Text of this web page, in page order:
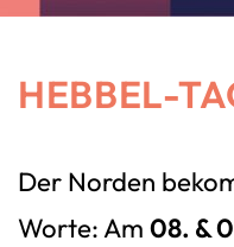
HEBBEL-
Der Norden
Worte: Am 08. &